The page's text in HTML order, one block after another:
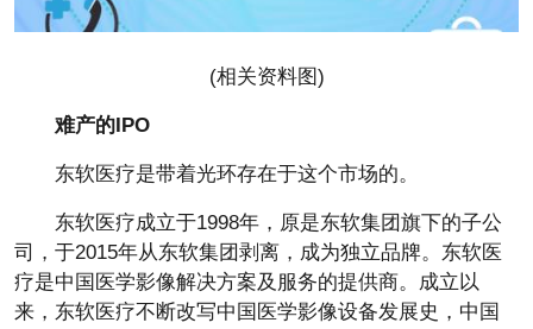
(相关资料图)
难产的IPO
东软医疗是带着光环存在于这个市场的。
东软医疗成立于1998年，原是东软集团旗下的子公
司，于2015年从东软集团剥离，成为独立品牌。东软医
疗是中国医学影像解决方案及服务的提供商。成立以
来，东软医疗不断改写中国医学影像设备发展史，中国